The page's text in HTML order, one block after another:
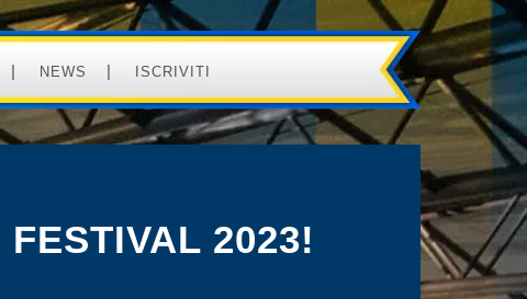
NEWS ISCRIVITI
2023!